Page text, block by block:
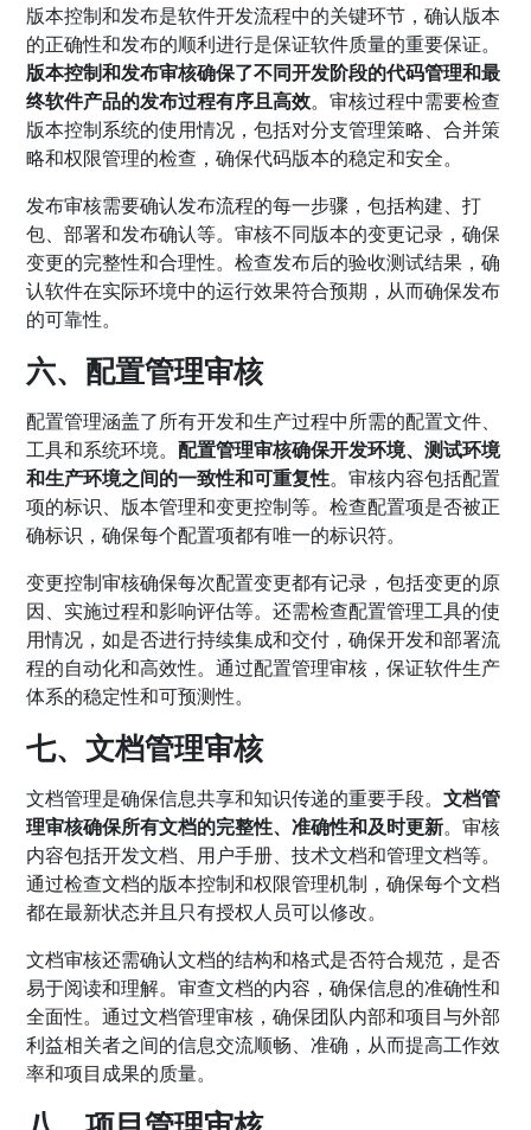
版本控制和发布是软件开发流程中的关键环节，确认版本
的正确性和发布的顺利进行是保证软件质量的重要保证。
版本控制和发布审核确保了不同开发阶段的代码管理和最
终软件产品的发布过程有序且高效。审核过程中需要检查
版本控制系统的使用情况，包括对分支管理策略、合并策
略和权限管理的检查，确保代码版本的稳定和安全。
发布审核需要确认发布流程的每一步骤，包括构建、打
包、部署和发布确认等。审核不同版本的变更记录，确保
变更的完整性和合理性。检查发布后的验收测试结果，确
认软件在实际环境中的运行效果符合预期，从而确保发布
的可靠性。
六、配置管理审核
配置管理涵盖了所有开发和生产过程中所需的配置文件、
工具和系统环境。配置管理审核确保开发环境、测试环境
和生产环境之间的一致性和可重复性。审核内容包括配置
项的标识、版本管理和变更控制等。检查配置项是否被正
确标识，确保每个配置项都有唯一的标识符。
变更控制审核确保每次配置变更都有记录，包括变更的原
因、实施过程和影响评估等。还需检查配置管理工具的使
用情况，如是否进行持续集成和交付，确保开发和部署流
程的自动化和高效性。通过配置管理审核，保证软件生产
体系的稳定性和可预测性。
七、文档管理审核
文档管理是确保信息共享和知识传递的重要手段。文档管
理审核确保所有文档的完整性、准确性和及时更新。审核
内容包括开发文档、用户手册、技术文档和管理文档等。
通过检查文档的版本控制和权限管理机制，确保每个文档
都在最新状态并且只有授权人员可以修改。
文档审核还需确认文档的结构和格式是否符合规范，是否
易于阅读和理解。审查文档的内容，确保信息的准确性和
全面性。通过文档管理审核，确保团队内部和项目与外部
利益相关者之间的信息交流顺畅、准确，从而提高工作效
率和项目成果的质量。